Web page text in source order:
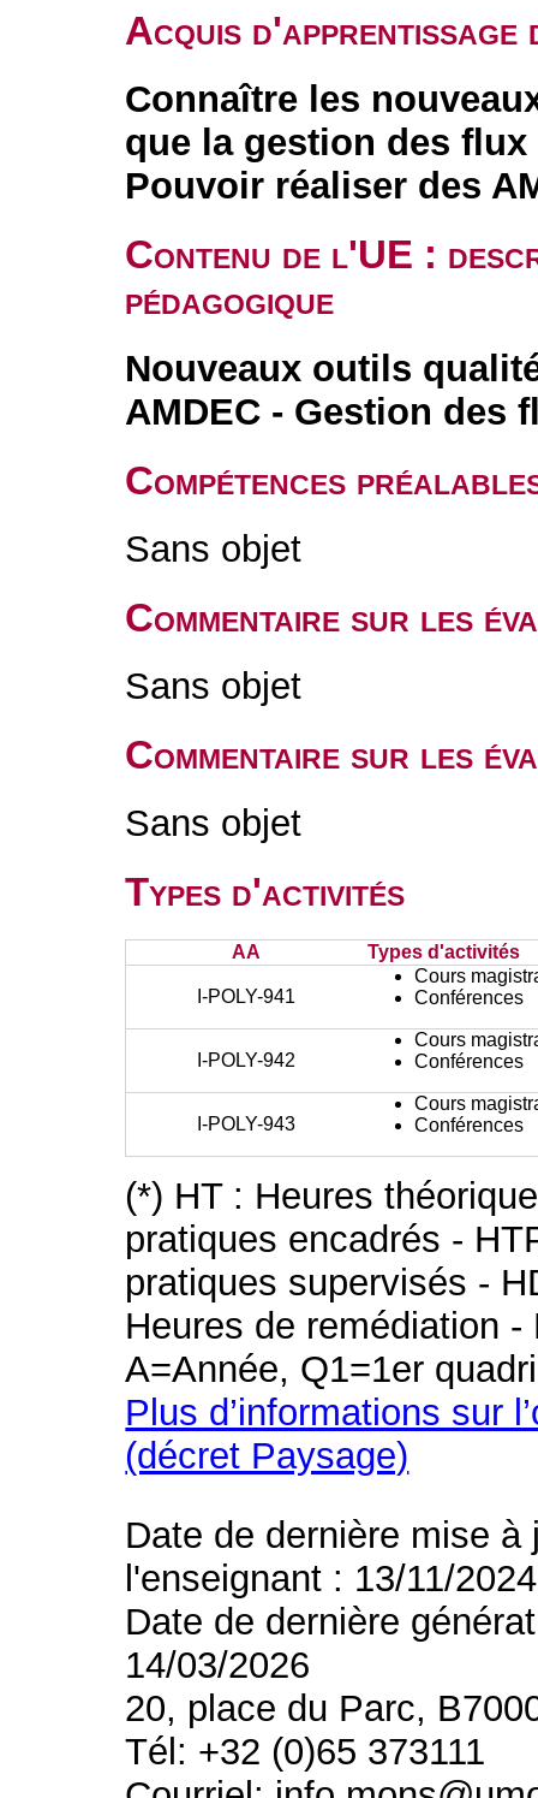
Acquis d'apprentissage
Connaître les
que la gestion des
Pouvoir réaliser des
Contenu de l'UE :
pédagogique
Nouveaux outils
AMDEC - Gestion des
Compétences
Sans objet
Commentaire sur les
Sans objet
Commentaire sur les
Sans objet
Types d'activités
AA Types d'activités
I-POLY-941
Cours
Conférences
I-POLY-942
Cours
Conférences
I-POLY-943
Cours
Conférences
(*) HT : Heures
pratiques encadrés -
pratiques supervisés -
Heures de remédiation
A=Année, Q1=1er
Plus d’informations sur
(décret Paysage)
Date de dernière mise
l'enseignant : 13/11/2024
Date de dernière
14/03/2026
20, place du Parc,
Tél: +32 (0)65 373111